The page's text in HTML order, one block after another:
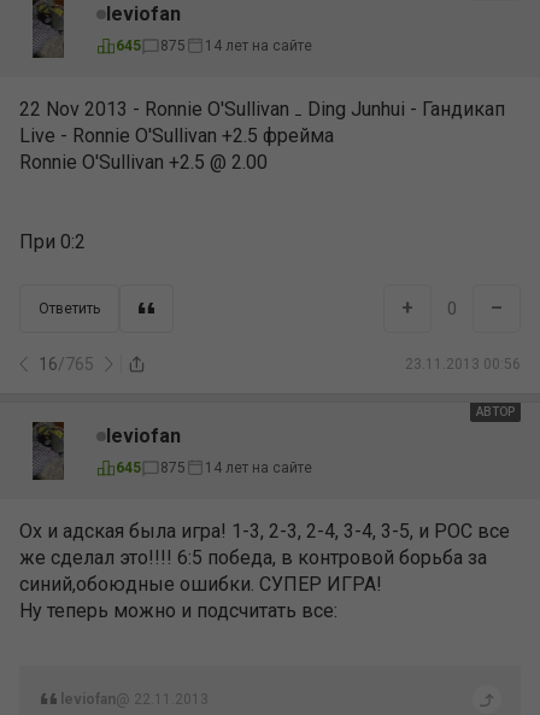
leviofan
645 875 14 лет на сайте
22 Nov 2013 - Ronnie O'Sullivan ₋ Ding Junhui - Гандикап
Live - Ronnie O'Sullivan +2.5 фрейма
Ronnie O'Sullivan +2.5 @ 2.00
При 0:2
Ответить
16/765 23.11.2013 00:56
+ 0 –
АВТОР
leviofan
645 875 14 лет на сайте
Ох и адская была игра! 1-3, 2-3, 2-4, 3-4, 3-5, и РОС все
же сделал это!!!! 6:5 победа, в контровой борьба за
синий,обоюдные ошибки. СУПЕР ИГРА!
Ну теперь можно и подсчитать все:
leviofan@ 22.11.2013